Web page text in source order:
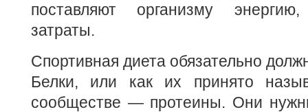
поставляют организму
затраты.
Спортивная диета обязательно
Белки, или как их принято
сообществе — протеины. Они